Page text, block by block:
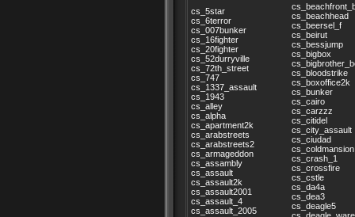
cs_5star
cs_6terror
cs_007bunker
cs_16fighter
cs_20fighter
cs_52durryville
cs_72th_street
cs_747
cs_1337_assault
cs_1943
cs_alley
cs_alpha
cs_apartment2k
cs_arabstreets
cs_arabstreets2
cs_armageddon
cs_assambly
cs_assault
cs_assault2k
cs_assault2001
cs_assault_4
cs_assault_2005
cs_beachhead
cs_beersel_f
cs_beirut
cs_bessjump
cs_bigbox
cs_bloodstrike
cs_boxoffice2k
cs_bunker
cs_cairo
cs_carzzz
cs_citidel
cs_city_assault
cs_ciudad
cs_coldmansion
cs_crash_1
cs_crossfire
cs_cstle
cs_da4a
cs_dea3
cs_deagle5